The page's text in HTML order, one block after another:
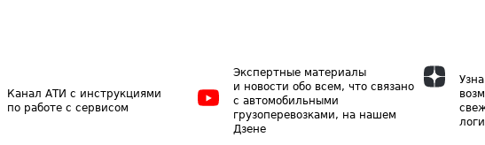
Канал АТИ с инструкциями
по работе с сервисом
Экспертные материалы
и новости обо всем, что связано
с автомобильными
грузоперевозками, на нашем
Дзене